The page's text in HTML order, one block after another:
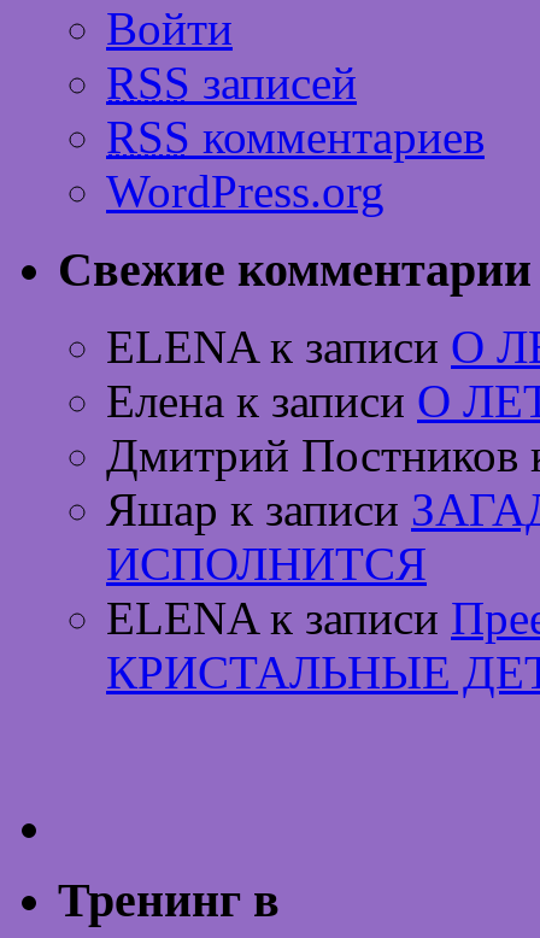
Войти
RSS записей
RSS комментариев
WordPress.org
Свежие комментарии
ELENA к записи О
Елена к записи О
Дмитрий Постников
Яшар к записи
ИСПОЛНИТСЯ
ELENA к записи
КРИСТАЛЬНЫЕ
Тренинг в